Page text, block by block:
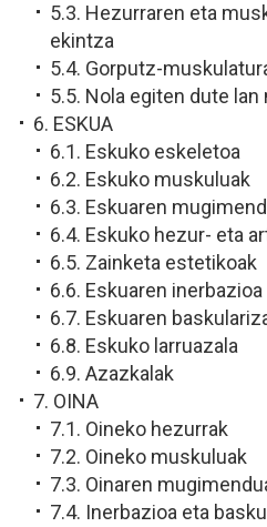
5.3. Hezurraren eta
ekintza
5.4. Gorputz-
5.5. Nola egiten dute
6. ESKUA
6.1. Eskuko eskeletoa
6.2. Eskuko muskuluak
6.3. Eskuaren
6.4. Eskuko hezur- eta
6.5. Zainketa estetikoak
6.6. Eskuaren inerbazioa
6.7. Eskuaren
6.8. Eskuko larruazala
6.9. Azazkalak
7. OINA
7.1. Oineko hezurrak
7.2. Oineko muskuluak
7.3. Oinaren
7.4. Inerbazioa eta